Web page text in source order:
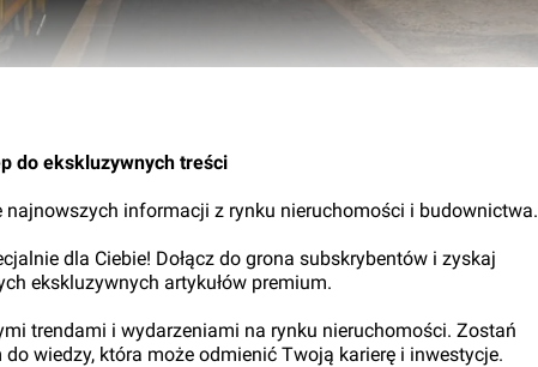
do ekskluzywnych treści
informacji z rynku nieruchomości i budownictwa.
dla Ciebie! Dołącz do grona subskrybentów i zyskaj
ekskluzywnych artykułów premium.
trendami i wydarzeniami na rynku nieruchomości. Zostań
wiedzy, która może odmienić Twoją karierę i inwestycje.